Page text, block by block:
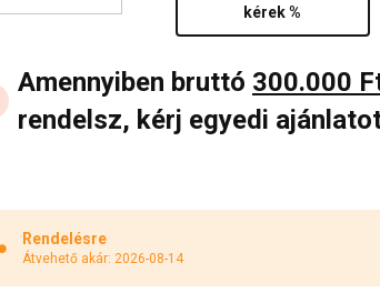
kérek %
Amennyiben bruttó 300.000
rendelsz, kérj egyedi
Rendelésre
Átvehető akár: 2026-08-14